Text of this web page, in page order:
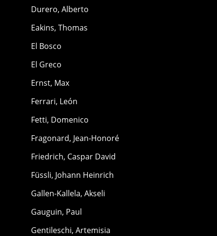
Durero, Alberto
Eakins, Thomas
El Bosco
El Greco
Ernst, Max
Ferrari, León
Fetti, Domenico
Fragonard, Jean-Honoré
Friedrich, Caspar David
Füssli, Johann Heinrich
Gallen-Kallela, Akseli
Gauguin, Paul
Gentileschi, Artemisia